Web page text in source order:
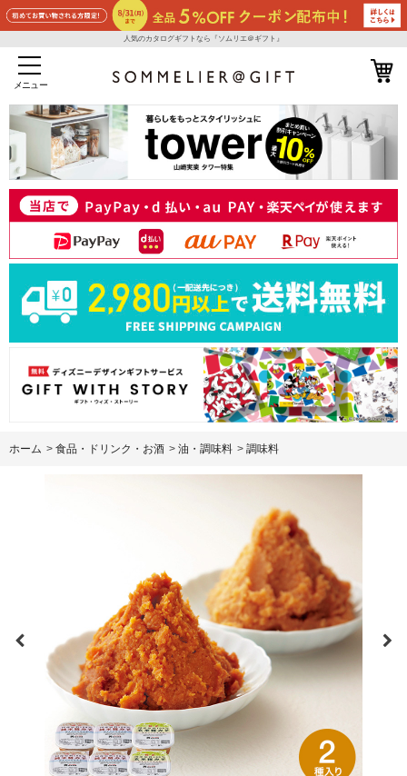
人気のカタログギフトなら『ソムリエ＠ギフト』
メニュー
ホーム > 食品・ドリンク・お酒 > 油・調味料 > 調味料